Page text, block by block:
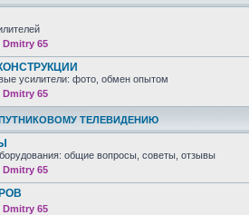
Dmitry 65
усилители: фото, обмен опытом
Dmitry 65
ТЕЛЕВИДЕНИЮ
общие вопросы, советы, отзывы
Dmitry 65
Dmitry 65